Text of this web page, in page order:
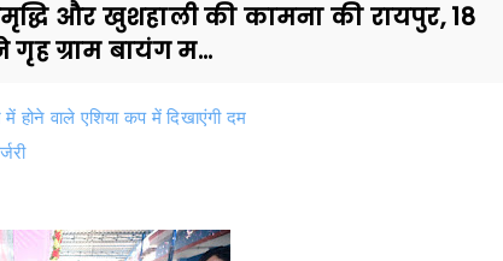
और खुशहाली की कामना की रायपुर, 18
गृह ग्राम बायंग म...
होने वाले एशिया कप में दिखाएंगी दम